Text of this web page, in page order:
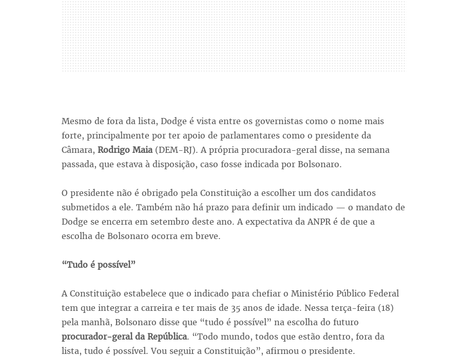
Mesmo de fora da lista, Dodge é vista entre os governistas como o nome mais
forte, principalmente por ter apoio de parlamentares como o presidente da
Câmara, Rodrigo Maia(DEM-RJ). A própria procuradora-geral disse, na semana
passada, que estava à disposição, caso fosse indicada por Bolsonaro.
O presidente não é obrigado pela Constituição a escolher um dos candidatos
submetidos a ele. Também não há prazo para definir um indicado — o mandato de
Dodge se encerra em setembro deste ano. A expectativa da ANPR é de que a
escolha de Bolsonaro ocorra em breve.
“Tudo é possível”
A Constituição estabelece que o indicado para chefiar o Ministério Público Federal
tem que integrar a carreira e ter mais de 35 anos de idade. Nessa terça-feira (18)
pela manhã, Bolsonaro disse que “tudo é possível” na escolha do futuro
procurador-geral da República. “Todo mundo, todos que estão dentro, fora da
lista, tudo é possível. Vou seguir a Constituição”, afirmou o presidente.